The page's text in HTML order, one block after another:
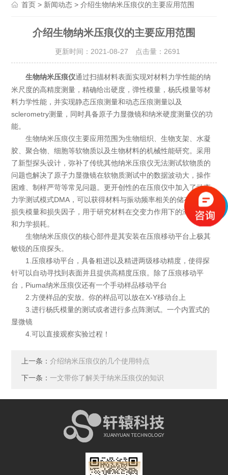
首页 > 新闻动态 > 介绍生物纳米压痕仪的主要应用范围
介绍生物纳米压痕仪的主要应用范围
更新时间：2021-08-27 点击量： 2691
生物纳米压痕仪通过扫描材料表面实现对材料力学性能的纳
米尺度的高精度测量，精确给出硬度，弹性模量，杨氏模量等材
料力学性能，并实现静态压痕测量和动态压痕测量以及
sclerometry测量，同时具备原子力显微镜和纳米硬度测量仪的功
能。
生物纳米压痕仪主要应用范围为生物组织、生物支架、水凝
胶、聚合物、细胞等软物质以及生物材料的机械性能研究。采用
了新型探头设计，弥补了传统其他纳米压痕仪无法测试软物质的
问题也解决了原子力显微镜在软物质测试中的数据波动大，操作
困难、制样严苛等常见问题。更开创性的在压痕仪中加入了动态
力学测试模式DMA，可以获得材料与振动频率相关的储存模量、
损失模量和损失因子，用于研究材料在交变力作用下的滞后现象
和力学损耗。
生物纳米压痕仪的核心部件是其安装在压痕移动平台上极其
敏锐的压痕探头。
1.压痕移动平台，具备粗进以及精进两级移动精度，使得探
针可以自动寻找到表面并且提供高精度压痕。除了压痕移动平
台，Piuma纳米压痕仪还有一个手动样品移动平台
2.方便样品的安放。你的样品可以放在X-Y移动台上
3.进行杨氏模量的测试或者进行多点阵测试。一个内置式的
显微镜
4.可以直接观察实验过程！
上一条：介绍纳米压痕仪的几个使用特点
下一条：一文带你了解关于纳米压痕仪的知识